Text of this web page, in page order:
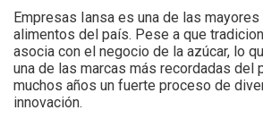
Empresas Iansa es una de las
alimentos del país. Pese a que
asocia con el negocio de la azúcar, lo
una de las marcas más recordadas del
muchos años un fuerte proceso de
innovación.